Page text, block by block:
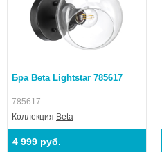
Бра Beta Lightstar 785617
785617
Коллекция Beta
4 999 руб.